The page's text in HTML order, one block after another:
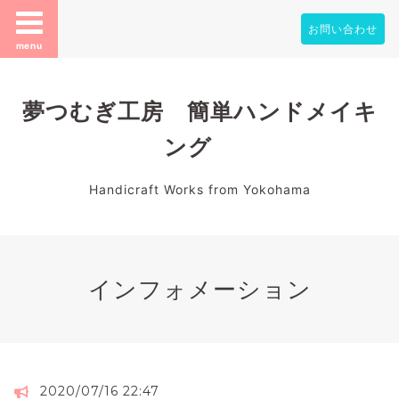
menu
お問い合わせ
夢つむぎ工房 簡単ハンドメイキ
ング
Handicraft Works from Yokohama
インフォメーション
2020/07/16 22:47